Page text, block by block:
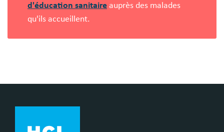
d'éducation sanitaire auprès des malades
qu'ils accueillent.